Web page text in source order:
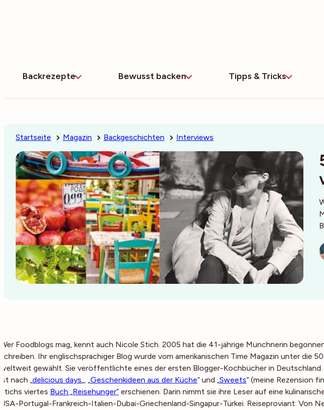
Backrezepte Bewusst backen Tipps & Tricks
Startseite Magazin Backgeschichten Interviews
Wer Foodblogs mag, kennt auch Nicole Stich. 2005 hat die 41-jährige Münchnerin
schreiben. Ihr englischsprachiger Blog wurde vom amerikanischen Time Magazin unter die
weltweit gewählt. Sie veröffentlichte eines der ersten Blogger-Kochbücher in
ist nach „delicious days„, „Geschenkideen aus der Küche“ und „Sweets“ (meine Rezension
Stichs viertes Buch „Reisehunger“ erschienen. Darin nimmt sie ihre Leser auf eine
USA-Portugal-Frankreich-Italien-Dubai-Griechenland-Singapur-Türkei. Reiseproviant: Von